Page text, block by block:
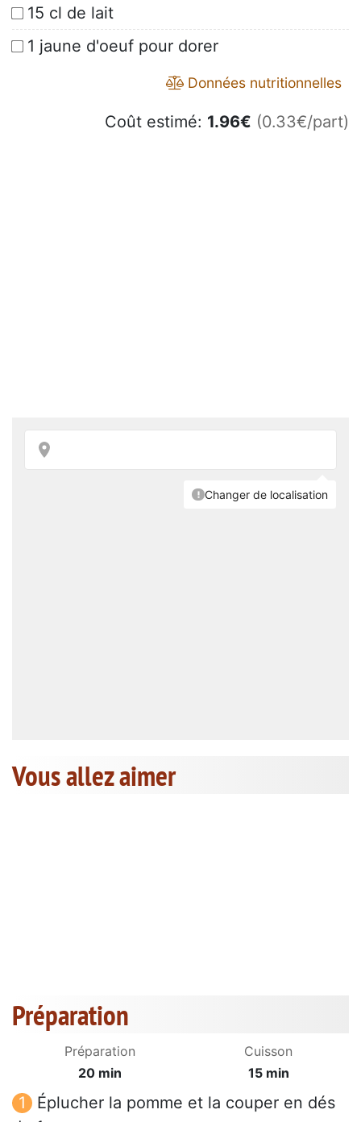
15 cl de lait
1 jaune d'oeuf pour dorer
Données nutritionnelles
Coût estimé: 1.96€ (0.33€/part)
Vous allez aimer
Préparation
Préparation
20 min
Cuisson
15 min
Éplucher la pomme et la couper en dés